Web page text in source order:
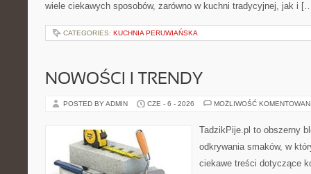
wiele ciekawych sposobów, zarówno w kuchni tradycyjnej, jak i
CATEGORIES: KUCHNIA PERUWIAŃSKA
NOWOŚCI I TRENDY
POSTED BY ADMIN CZE - 6 - 2026 MOŻLIWOŚĆ
TadzikPije.pl to obszerny
odkrywania smaków, w
ciekawe treści dotyczące